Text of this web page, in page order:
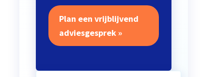
Plan een vrijblijvend
adviesgesprek »